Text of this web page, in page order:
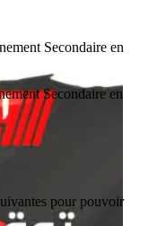
Secondaire en
Secondaire en
pour pouvoir